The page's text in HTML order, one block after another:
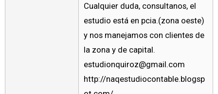
Cualquier duda, consultanos, el
estudio está en pcia.(zona oeste)
y nos manejamos con clientes de
la zona y de capital.
estudionquiroz@gmail.com
http://naqestudiocontable.blogsp